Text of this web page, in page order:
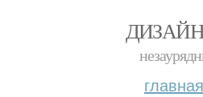
ДИЗАЙН
главная